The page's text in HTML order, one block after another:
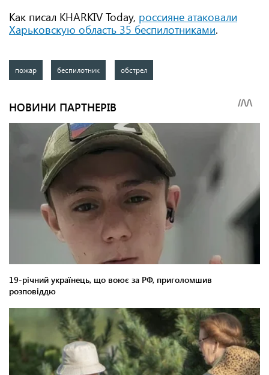
Как писал KHARKIV Today, россияне атаковали
Харьковскую область 35 беспилотниками.
пожар беспилотник обстрел